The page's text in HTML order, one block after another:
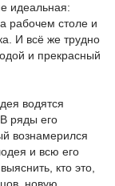
идеальная:
рабочем столе и
И всё же трудно
и прекрасный
водятся
ряды его
вознамерился
и всю его
кто это,